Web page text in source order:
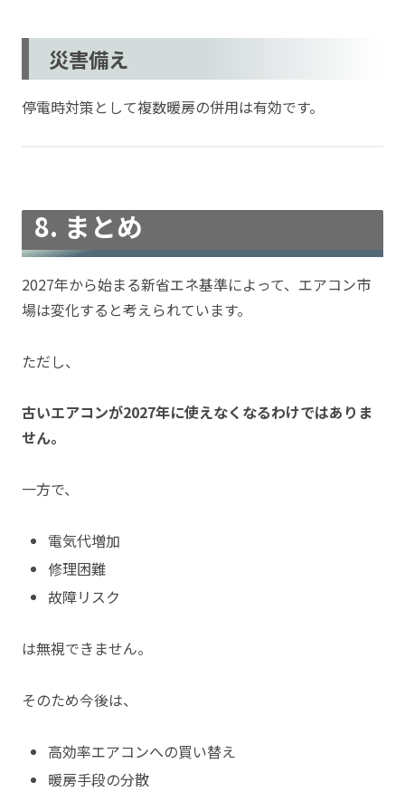
災害備え
停電時対策として複数暖房の併用は有効です。
8. まとめ
2027年から始まる新省エネ基準によって、エアコン市
場は変化すると考えられています。
ただし、
古いエアコンが2027年に使えなくなるわけではありま
せん。
一方で、
電気代増加
修理困難
故障リスク
は無視できません。
そのため今後は、
高効率エアコンへの買い替え
暖房手段の分散